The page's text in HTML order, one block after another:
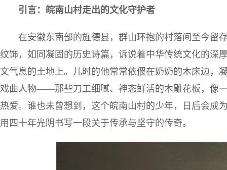
引言：皖南山村走出的文化守护者
在安徽东南部的旌德县，群山环抱的村落间至今留
纹饰，如同凝固的历史诗篇，诉说着中华传统文化的深
文气息的土地上。儿时的他常常依偎在奶奶的木床边，
戏曲人物——那些刀工细腻、神态鲜活的木雕花板，像
热爱。谁也未曾想到，这个皖南山村的少年，日后会成
用四十年光阴书写一段关于传承与坚守的传奇。